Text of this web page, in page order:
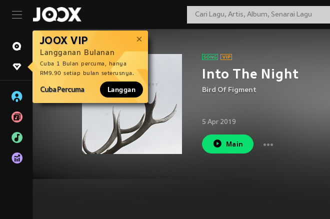
JOOX VIP
Langganan Bulanan
Cuba 1 Bulan percuma, hanya
RM9.90 setiap bulan seterusnya.
Cuba Percuma Langgan
Into The Night
Bird Of Figment
5 Apr 2019
Main